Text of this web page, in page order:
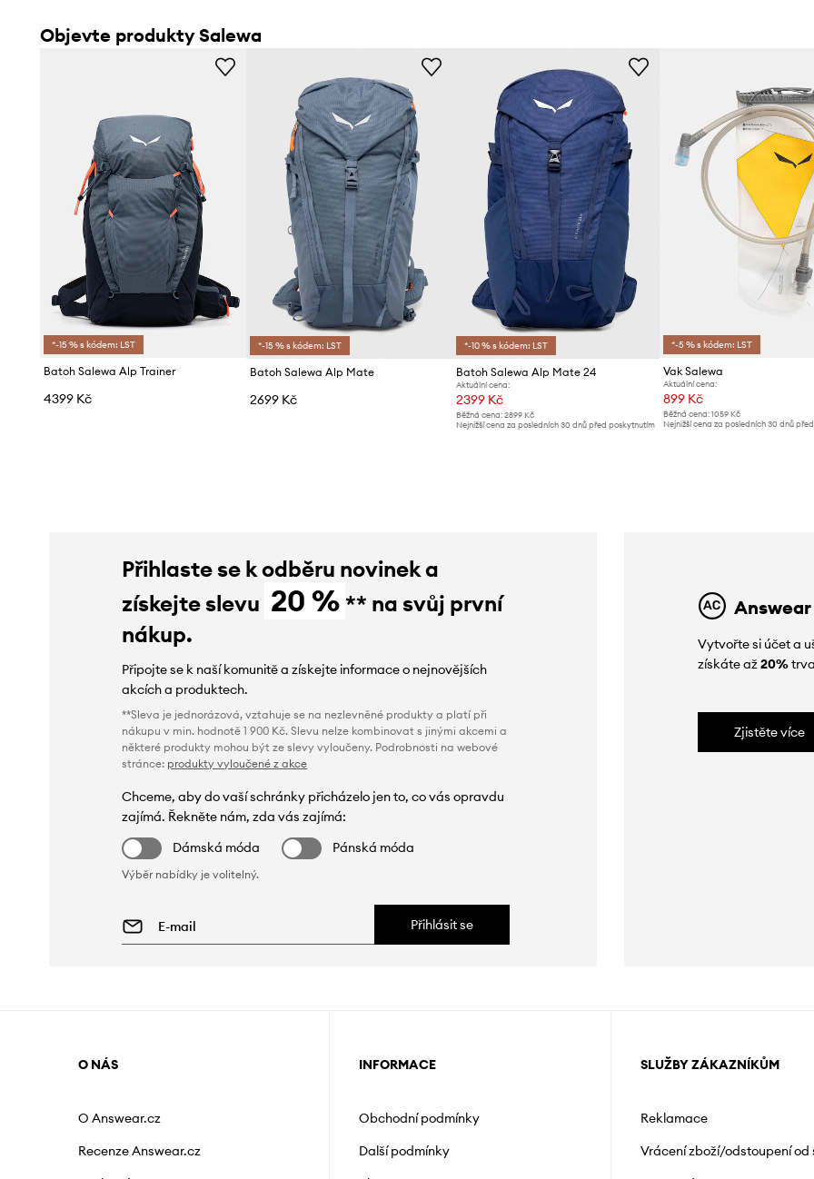
Objevte produkty Salewa
*-15 % s kódem: LST
Batoh Salewa Alp Trainer
4399 Kč
*-15 % s kódem: LST
Batoh Salewa Alp Mate
2699 Kč
*-10 % s kódem: LST
Batoh Salewa Alp Mate 24
Aktuální cena:
2399 Kč
Běžná cena: 2899 Kč
Nejnižší cena za posledních 30 dnů před poskytnutím
*-5 % s kódem: LST
Vak Salewa
Aktuální cena:
899 Kč
Běžná cena: 1059 Kč
Nejnižší cena za posledních 30 dnů
Přihlaste se k odběru novinek a
získejte slevu 20 % ** na svůj první
nákup.
Připojte se k naší komunitě a získejte informace o nejnovějších
akcích a produktech.
**Sleva je jednorázová, vztahuje se na nezlevněné produkty a platí při
nákupu v min. hodnotě 1 900 Kč. Slevu nelze kombinovat s jinými akcemi a
některé produkty mohou být ze slevy vyloučeny. Podrobnosti na webové
stránce: produkty vyloučené z akce
Chceme, aby do vaší schránky přicházelo jen to, co vás opravdu
zajímá. Řekněte nám, zda vás zajímá:
Dámská móda
Pánská móda
Výběr nabídky je volitelný.
Přihlásit se
Vytvořte si účet a
získáte až20%
Zjistěte více
O NÁS
O Answear.cz
Recenze Answear.cz
INFORMACE
Obchodní podmínky
Další podmínky
SLUŽBY ZÁKAZNÍKŮM
Reklamace
Vrácení zboží/odstoupení od